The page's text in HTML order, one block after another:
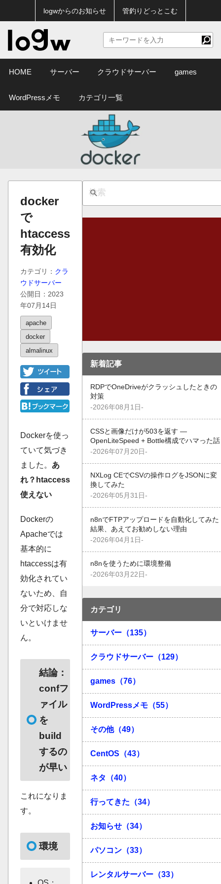
logwからのお知らせ 管釣りどっとこむ
HOME サーバー クラウドサーバー games
WordPressメモ カテゴリ一覧
docker
で
htaccess
有効化
カテゴリ： クラ
ウドサーバー
公開日：2023
年07月14日
apache
docker
almalinux
Dockerを使っ
ていて気づき
ました。 あ
れ？htaccess
使えない
Dockerの
Apacheでは
基本的に
htaccessは有
効化されてい
ないため、自
分で対応しな
いといけませ
ん。
結論：
confフ
ァイル
を
build
するの
が早い
これになりま
す。
環境
新着記事
RDPでOneDriveがクラッシュしたときの
対策
-2026年08月1日-
CSSと画像だけが503を返す —
OpenLiteSpeed + Bottle構成でハマった話
-2026年07月20日-
NXLog CEでCSVの操作ログをJSONに変
換してみた
-2026年05月31日-
n8nでFTPアップロードを自動化してみた
結果、あえてお勧めしない理由
-2026年04月1日-
n8nを使うために環境整備
-2026年03月22日-
カテゴリ
サーバー（135）
クラウドサーバー（129）
games（76）
WordPressメモ（55）
その他（49）
CentOS（43）
ネタ（40）
行ってきた（34）
お知らせ（34）
パソコン（33）
レンタルサーバー（33）